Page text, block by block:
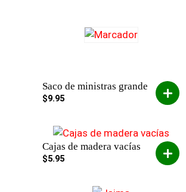
Saco de ministras grande
$9.95
Cajas de madera vacías
$5.95